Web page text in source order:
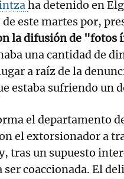
ha detenido en
de este martes por,
la difusión de "fotos
una cantidad de
a raíz de la
estaba sufriendo un
el departamento
el extorsionador a
tras un supuesto
ser coaccionada. El